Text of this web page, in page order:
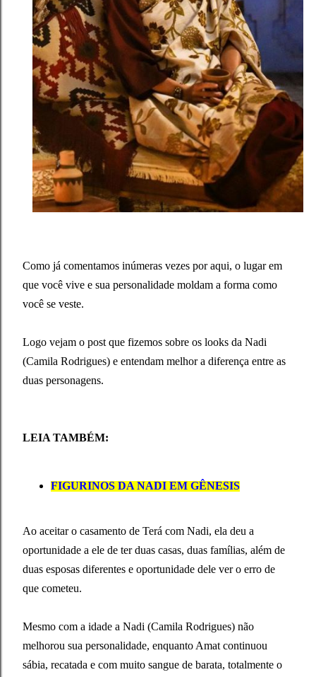
Como já comentamos inúmeras vezes por aqui, o lugar em
que você vive e sua personalidade moldam a forma como
você se veste.
Logo vejam o post que fizemos sobre os looks da Nadi
(Camila Rodrigues) e entendam melhor a diferença entre as
duas personagens.
LEIA TAMBÉM:
FIGURINOS DA NADI EM GÊNESIS
Ao aceitar o casamento de Terá com Nadi, ela deu a
oportunidade a ele de ter duas casas, duas famílias, além de
duas esposas diferentes e oportunidade dele ver o erro de
que cometeu.
Mesmo com a idade a Nadi (Camila Rodrigues) não
melhorou sua personalidade, enquanto Amat continuou
sábia, recatada e com muito sangue de barata, totalmente o